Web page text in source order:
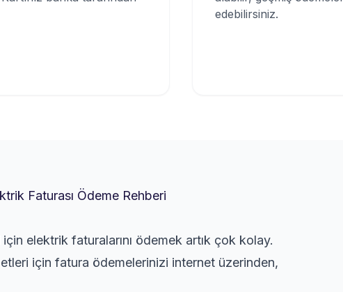
edebilirsiniz.
Faturası Ödeme Rehberi
elektrik faturalarını ödemek artık çok kolay.
için fatura ödemelerinizi internet üzerinden,